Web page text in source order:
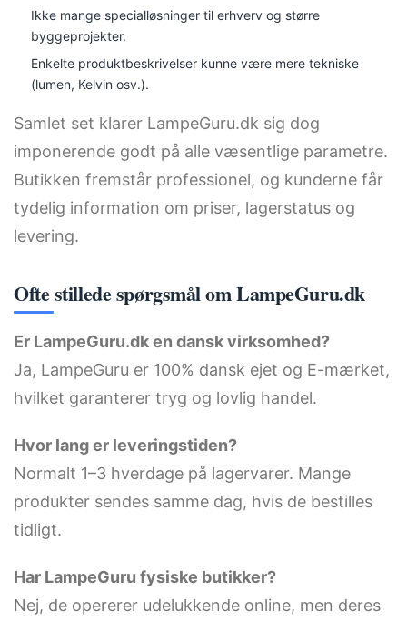
Ikke mange specialløsninger til erhverv og større
byggeprojekter.
Enkelte produktbeskrivelser kunne være mere tekniske
(lumen, Kelvin osv.).
Samlet set klarer LampeGuru.dk sig dog
imponerende godt på alle væsentlige parametre.
Butikken fremstår professionel, og kunderne får
tydelig information om priser, lagerstatus og
levering.
Ofte stillede spørgsmål om LampeGuru.dk
Er LampeGuru.dk en dansk virksomhed?
Ja, LampeGuru er 100% dansk ejet og E-mærket,
hvilket garanterer tryg og lovlig handel.
Hvor lang er leveringstiden?
Normalt 1–3 hverdage på lagervarer. Mange
produkter sendes samme dag, hvis de bestilles
tidligt.
Har LampeGuru fysiske butikker?
Nej, de opererer udelukkende online, men deres